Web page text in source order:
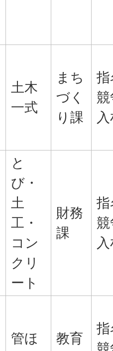
土木
一式
まち
づく
り課
指
と
び・
土
工・
コン
クリ
ート
財務
課
指
管ほ
教育
指